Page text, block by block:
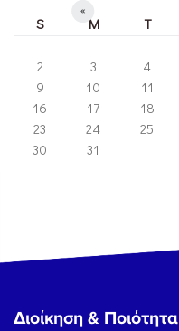
«
S M T
2
3 4
9
10 11
16
17 18
23
24 25
30
31
Διοίκηση & Ποιότητα